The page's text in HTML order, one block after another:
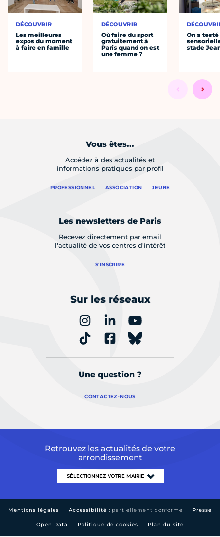
DÉCOUVRIR
Les meilleures
expos du moment
à faire en famille
DÉCOUVRIR
Où faire du sport
gratuitement à
Paris quand on est
une femme ?
On a
stade
Vous êtes...
Accédez à des actualités et
informations pratiques par profil
PROFESSIONNEL ASSOCIATION JEUNE
Les newsletters de Paris
Recevez directement par email
l'actualité de vos centres d'intérêt
S'INSCRIRE
Sur les réseaux
Une question ?
CONTACTEZ-NOUS
Retrouvez les actualités de votre
arrondissement
Mentions légales Accessibilité : partiellement conforme Presse
Open Data Politique de cookies Plan du site